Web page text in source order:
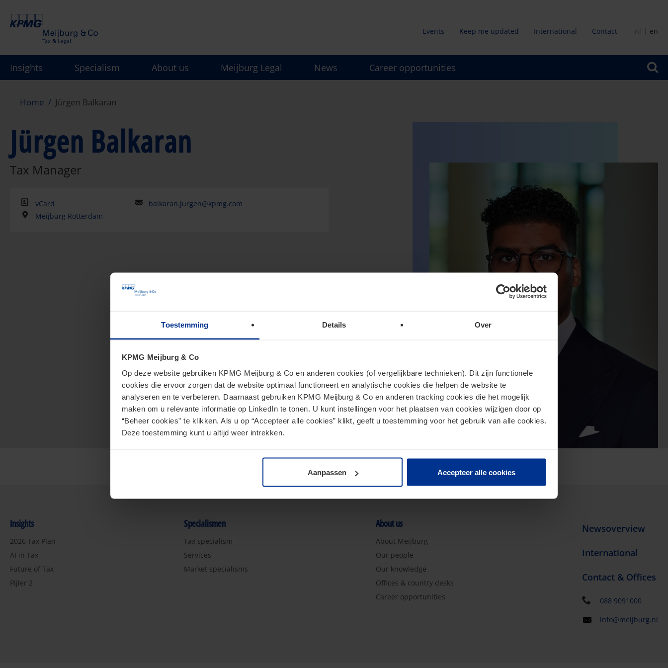
Toestemming Details Over
KPMG Meijburg & Co
Op deze website gebruiken KPMG Meijburg & Co en anderen cookies (of vergelijkbare technieken). Dit zijn functionele
cookies die ervoor zorgen dat de website optimaal functioneert en analytische cookies die helpen de website te
analyseren en te verbeteren. Daarnaast gebruiken KPMG Meijburg & Co en anderen tracking cookies die het mogelijk
maken om u relevante informatie op LinkedIn te tonen. U kunt instellingen voor het plaatsen van cookies wijzigen door op
“Beheer cookies” te klikken. Als u op “Accepteer alle cookies” klikt, geeft u toestemming voor het gebruik van alle cookies.
Deze toestemming kunt u altijd weer intrekken.
Aanpassen Accepteer alle cookies
Secundair
menu
Events Keep me updated International Contact nl en
Insights Specialism About us Meijburg Legal News Career opportunities
Home Jürgen Balkaran
Jürgen Balkaran
Tax Manager
vCard
balkaran.jurgen@kpmg.com
Meijburg Rotterdam
Insights
2026 Tax Plan
AI in Tax
Future of Tax
Pijler 2
Specialismen
Tax specialism
Services
Market specialisms
About us
About Meijburg
Our people
Our knowledge
Offices & country desks
Career opportunities
Newsoverview
International
Contact & Offices
088 9091000
info@meijburg.nl